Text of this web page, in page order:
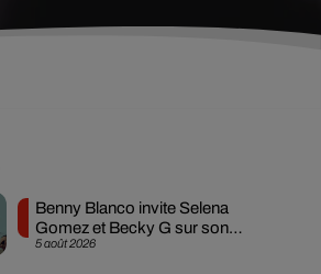
5 août 2026
Benny Blanco invite Selena
Gomez et Becky G sur son
nouveau single